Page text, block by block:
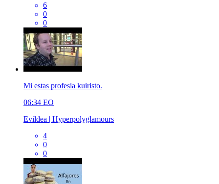
6
0
0
Mi estas profesia kuiristo.
06:34 EO
Evildea | Hyperpolyglamours
4
0
0